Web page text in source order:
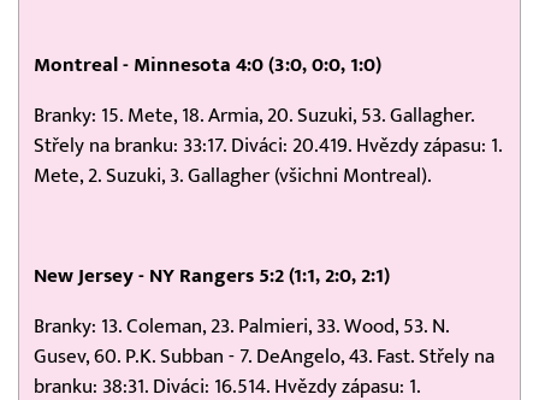
Montreal - Minnesota 4:0 (3:0, 0:0, 1:0)
Branky: 15. Mete, 18. Armia, 20. Suzuki, 53. Gallagher.
Střely na branku: 33:17. Diváci: 20.419. Hvězdy zápasu: 1.
Mete, 2. Suzuki, 3. Gallagher (všichni Montreal).
New Jersey - NY Rangers 5:2 (1:1, 2:0, 2:1)
Branky: 13. Coleman, 23. Palmieri, 33. Wood, 53. N.
Gusev, 60. P.K. Subban - 7. DeAngelo, 43. Fast. Střely na
branku: 38:31. Diváci: 16.514. Hvězdy zápasu: 1.